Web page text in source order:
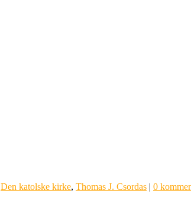
Den katolske kirke, Thomas J. Csordas | 0